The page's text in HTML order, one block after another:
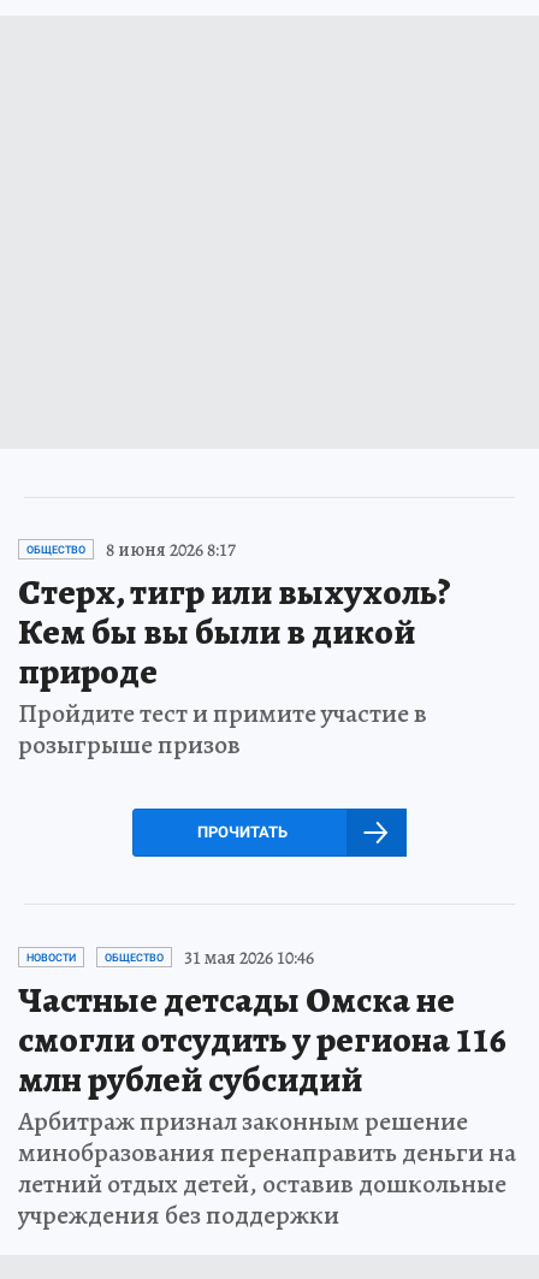
ОБЩЕСТВО 8 июня 2026 8:17
Стерх, тигр или выхухоль?
Кем бы вы были в дикой
природе
Пройдите тест и примите участие в
розыгрыше призов
ПРОЧИТАТЬ
НОВОСТИ ОБЩЕСТВО 31 мая 2026 10:46
Частные детсады Омска не
смогли отсудить у региона 116
млн рублей субсидий
Арбитраж признал законным решение
минобразования перенаправить деньги на
летний отдых детей, оставив дошкольные
учреждения без поддержки